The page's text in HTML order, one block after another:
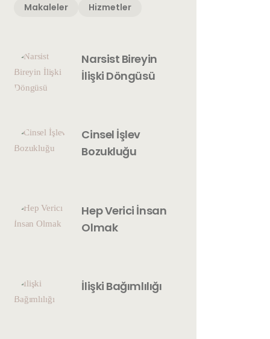
Makaleler Hizmetler
Narsist Bireyin
İlişki Döngüsü
Cinsel İşlev
Bozukluğu
Hep Verici İnsan
Olmak
İlişki Bağımlılığı